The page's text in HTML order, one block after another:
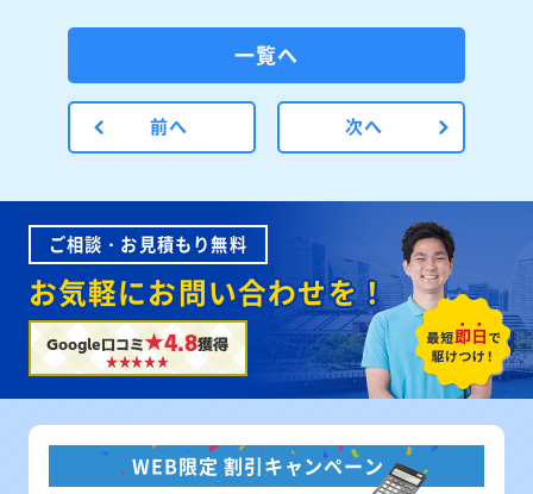
前へ
一覧へ
次へ
ご相談・お見積もり無料
お気軽にお問い合わせを！
Google口コミ★4.8獲得
WEB限定 割引キャンペーン